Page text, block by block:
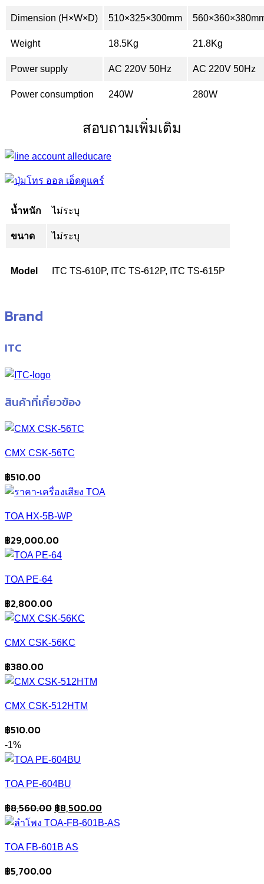
Dimension (H×W×D) 510×325×300mm
Weight 18.5Kg 21.8Kg
Power supply AC 220V 50Hz AC 220V 50Hz
Power consumption 240W 280W
สอบถามเพิ่มเติม
น้ำหนัก ไม่ระบุ
ขนาด ไม่ระบุ
Model ITC TS-610P, ITC TS-612P, ITC TS-615P
Brand
ITC
สินค้าที่เกี่ยวข้อง
CMX CSK-56TC
฿510.00
TOA HX-5B-WP
฿29,000.00
TOA PE-64
฿2,800.00
CMX CSK-56KC
฿380.00
CMX CSK-512HTM
฿510.00
-1%
TOA PE-604BU
฿8,560.00 Original
price
฿8,560.00.
฿8,500.00Current
price
TOA FB-601B AS
฿5,700.00